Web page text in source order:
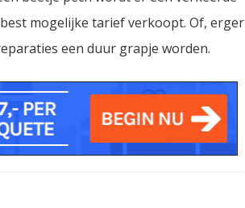
mogelijke tarief verkoopt. Of, erger
een duur grapje worden.